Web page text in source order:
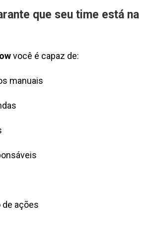
que seu time está na
você é capaz de:
manuais
ações